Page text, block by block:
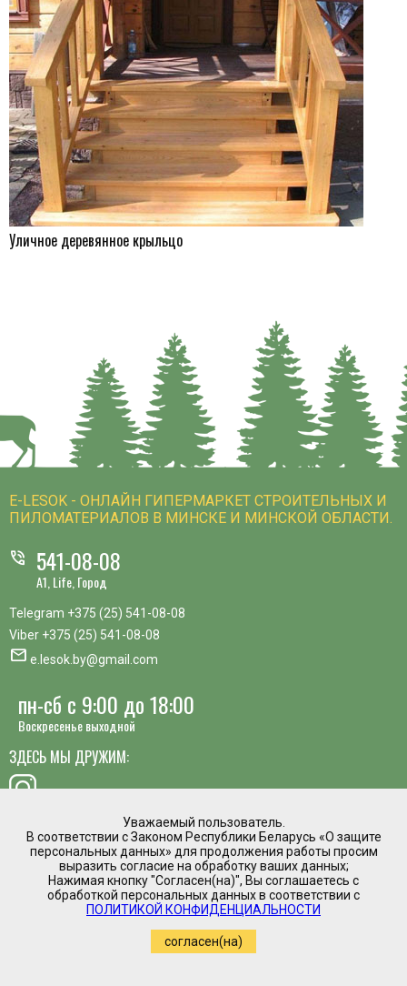
Уважаемый пользователь.
В соответствии с Законом Республики Беларусь «О защите
персональных данных» для продолжения работы просим
выразить согласие на обработку ваших данных;
Нажимая кнопку "Согласен(на)", Вы соглашаетесь с
обработкой персональных данных в соответствии с
ПОЛИТИКОЙ КОНФИДЕНЦИАЛЬНОСТИ
согласен(на)
Уличное деревянное крыльцо
E-LESOK - ОНЛАЙН ГИПЕРМАРКЕТ СТРОИТЕЛЬНЫХ И
ПИЛОМАТЕРИАЛОВ В МИНСКЕ И МИНСКОЙ ОБЛАСТИ.
phone_in_talk 541-08-08
A1, Life, Город
Telegram +375 (25) 541-08-08
Viber +375 (25) 541-08-08
mail e.lesok.by@gmail.com
пн-сб с 9:00 до 18:00
Воскресенье выходной
ЗДЕСЬ МЫ ДРУЖИМ:
хотите предложить идею, похвалить сотрудника или
пожаловаться?
Написать директору
Интернет магазин временно приостановил